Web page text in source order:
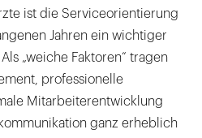
ist die Serviceorientierung
Jahren ein wichtiger
„weiche Faktoren“ tragen
professionelle
Mitarbeiterentwicklung
ganz erheblich